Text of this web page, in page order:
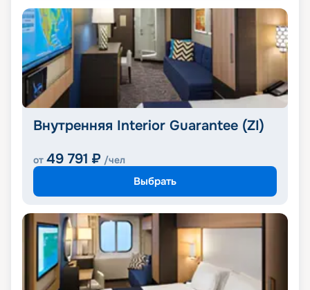
Внутренняя Interior Guarantee (ZI)
от 49 791 ₽ /чел
Выбрать